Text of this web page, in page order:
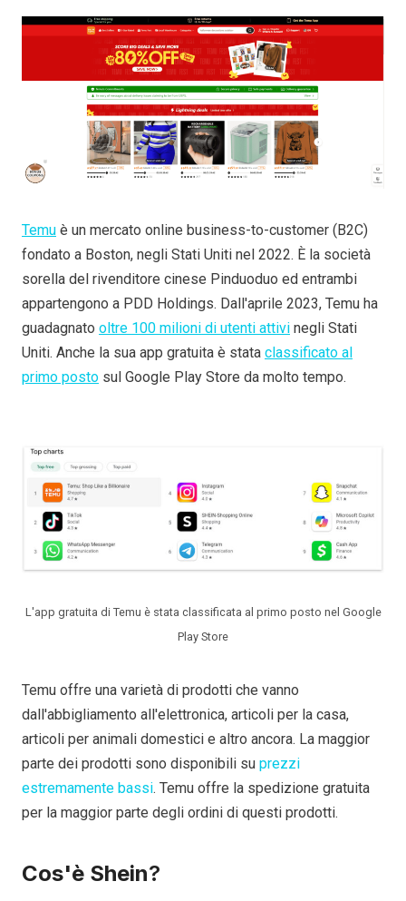
Temu è un mercato online business-to-customer (B2C)
fondato a Boston, negli Stati Uniti nel 2022. È la società
sorella del rivenditore cinese Pinduoduo ed entrambi
appartengono a PDD Holdings. Dall'aprile 2023, Temu ha
guadagnato oltre 100 milioni di utenti attivi negli Stati
Uniti. Anche la sua app gratuita è stata classificato al
primo posto sul Google Play Store da molto tempo.
L'app gratuita di Temu è stata classificata al primo posto nel Google
Play Store
Temu offre una varietà di prodotti che vanno
dall'abbigliamento all'elettronica, articoli per la casa,
articoli per animali domestici e altro ancora. La maggior
parte dei prodotti sono disponibili su prezzi
estremamente bassi. Temu offre la spedizione gratuita
per la maggior parte degli ordini di questi prodotti.
Cos'è Shein?